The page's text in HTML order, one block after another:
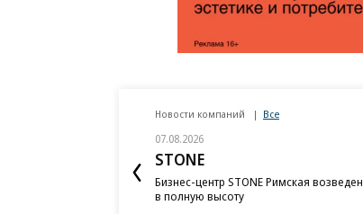
Новости компаний Все
07.08.2026
STONE
Бизнес-центр STONE Римская возведен
в полную высоту